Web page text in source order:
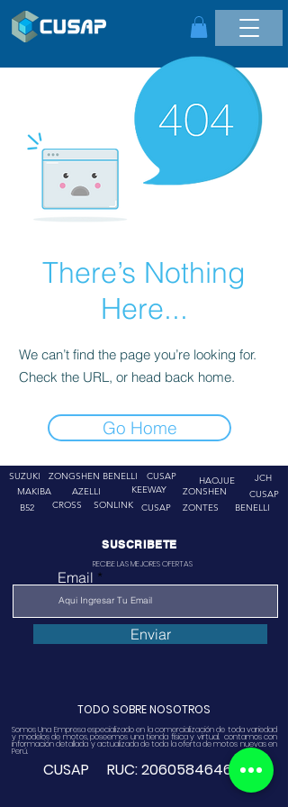
There’s Nothing
Here...
We can’t find the page you’re looking for.
Check the URL, or head back home.
Go Home
SUZUKI
ZONGSHEN
MAKIBA
AZELLI
BENELLI
CUSAP
KEEWAY
B52
CROSS SONLINK CUSAP
HAOJUE
JCH
ZONSHEN
ZONTES
CUSAP
BENELLI
SUSCRIBETE
RECIBE LAS MEJORES OFERTAS
Email
Enviar
TODO SOBRE NOSOTROS
Somos Una Empresa especializado en la comercialización de toda variedad
y modelos de motos, poseemos una tienda física y virtual. contamos con
información detallada y actualizada de toda la oferta de motos nuevas en
Perú.
CUSAP RUC:20605846468